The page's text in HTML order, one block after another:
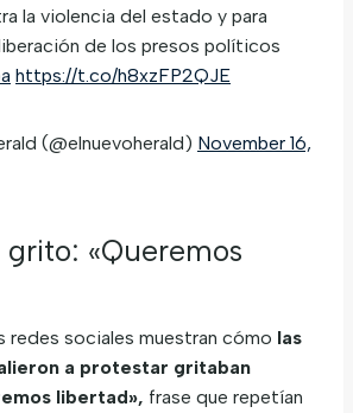
la violencia del estado y para
de los presos políticos
https://t.co/h8xzFP2QJE
(@elnuevoherald) November 16,
grito: «Queremos
redes sociales muestran cómo las
a protestar gritaban
libertad», frase que repetían